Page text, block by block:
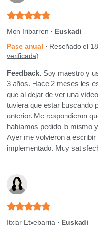
Mon Iribarren · Euskadi
Pase anual · Reseñado el
verificada)
Feedback. Soy maestro y
3 años. Hace 2 meses les
que al dejar de ver una
tuviera que estar buscando
anterior. Me respondieron
habíamos pedido lo mismo
Ayer me volvieron a
implementado. Muy
Itxiar Etxebarria · Euskadi